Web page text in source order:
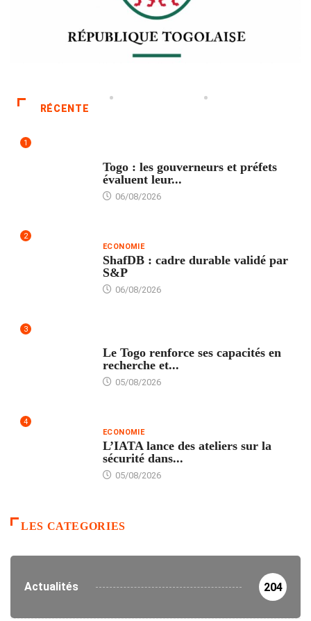
RÉCENTE
1
Togo : les gouverneurs et préfets
évaluent leur...
06/08/2026
2
ECONOMIE
ShafDB : cadre durable validé par
S&P
06/08/2026
3
Le Togo renforce ses capacités en
recherche et...
05/08/2026
4
ECONOMIE
L’IATA lance des ateliers sur la
sécurité dans...
05/08/2026
LES CATEGORIES
Actualités 204